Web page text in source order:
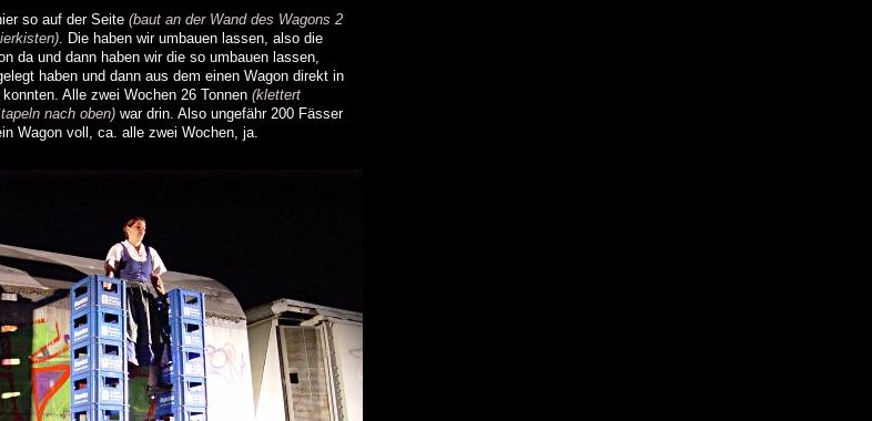
so auf der Seite(baut an der Wand des Wagons 2
. Die haben wir umbauen lassen, also die
da und dann haben wir die so umbauen lassen,
haben und dann aus dem einen Wagon direkt in
konnten. Alle zwei Wochen 26 Tonnen(klettert
nach oben) war drin. Also ungefähr 200 Fässer
Wagon voll, ca. alle zwei Wochen, ja.